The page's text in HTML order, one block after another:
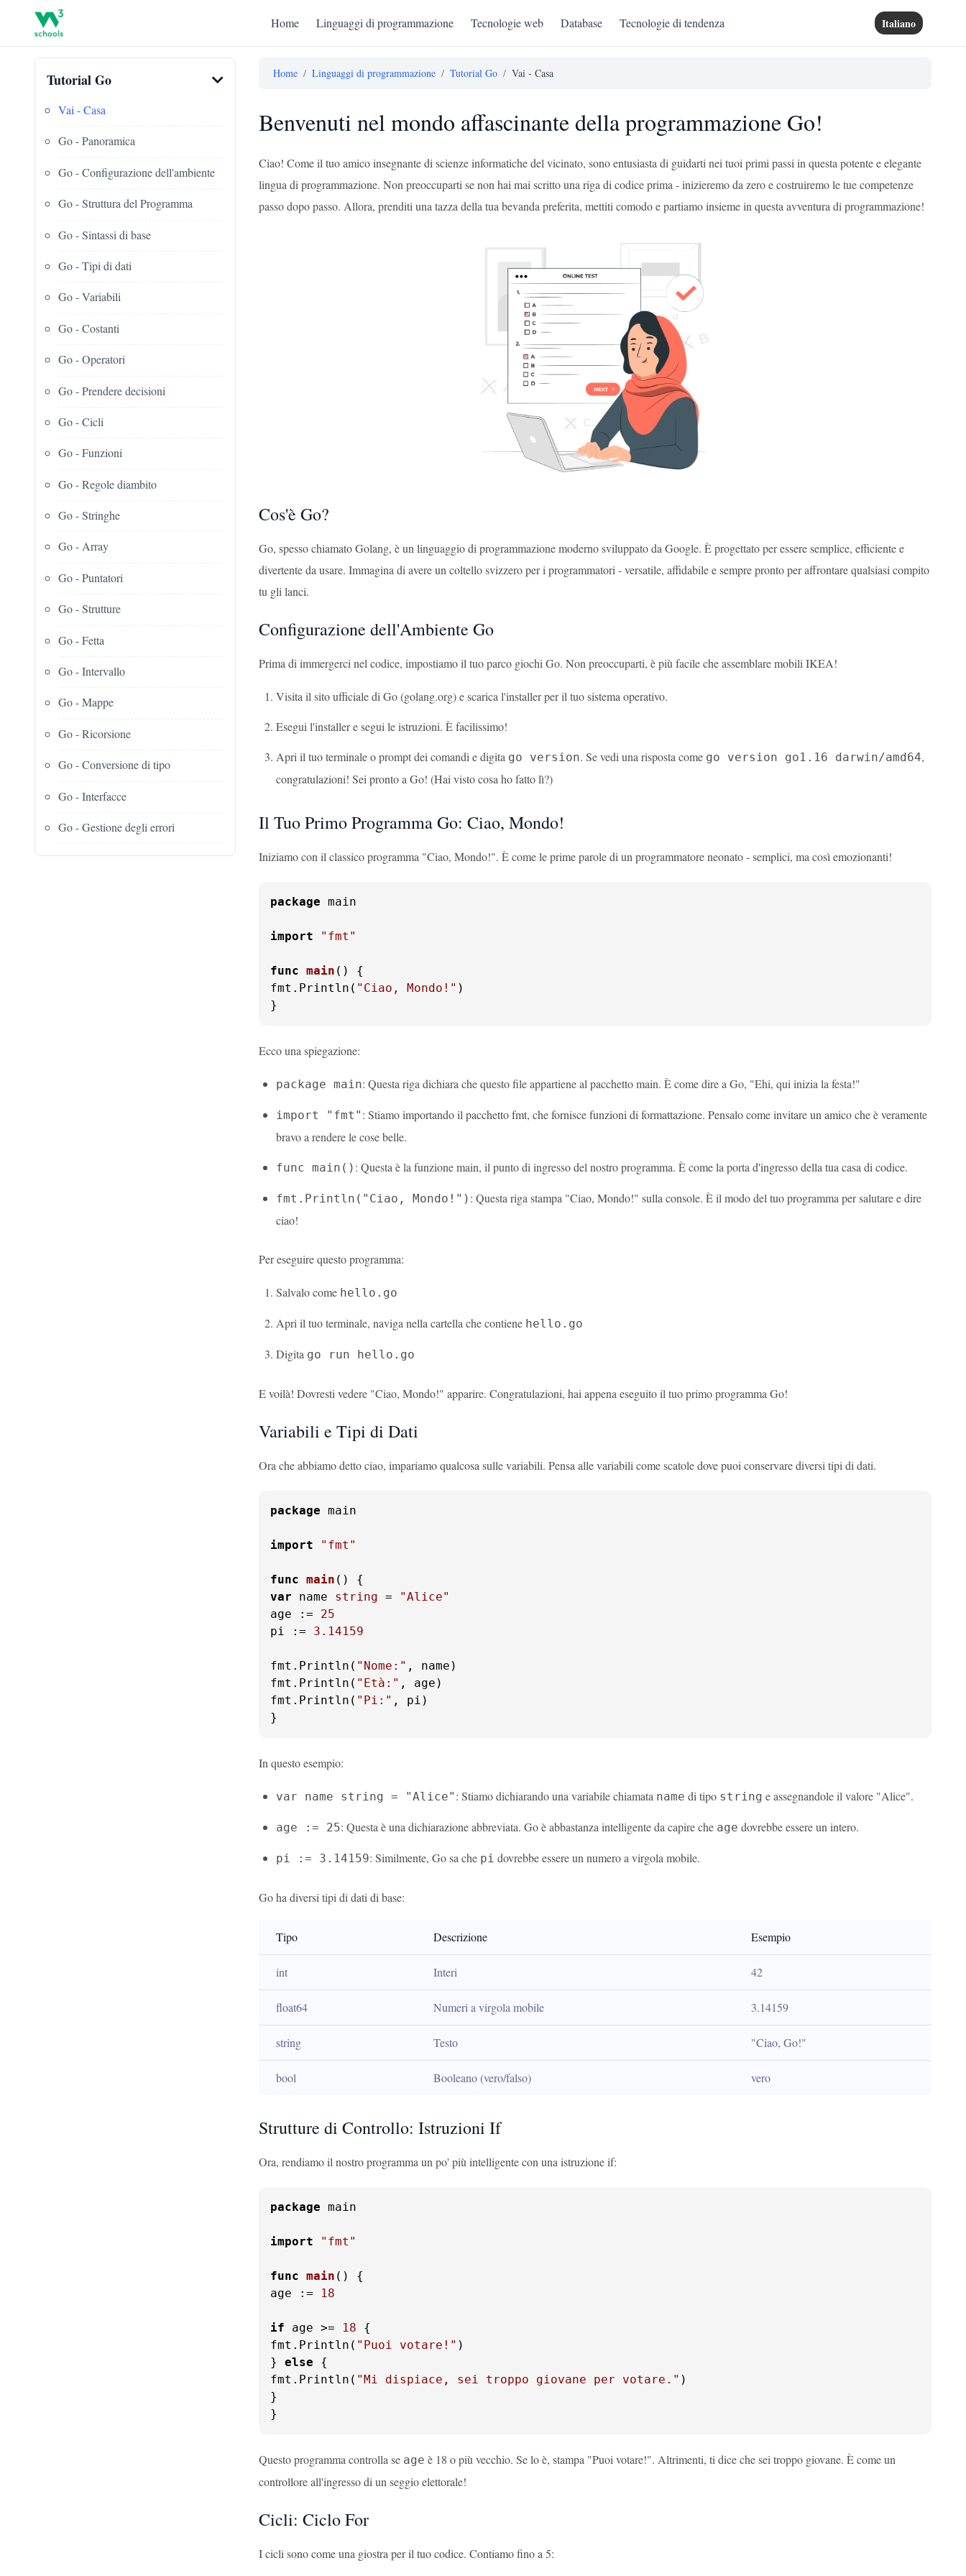
Home Linguaggi di programmazione Tecnologie web Database Tecnologie di tendenza Italiano
Tutorial Go
Vai - Casa
Go - Panoramica
Go - Configurazione dell'ambiente
Go - Struttura del Programma
Go - Sintassi di base
Go - Tipi di dati
Go - Variabili
Go - Costanti
Go - Operatori
Go - Prendere decisioni
Go - Cicli
Go - Funzioni
Go - Regole diambito
Go - Stringhe
Go - Array
Go - Puntatori
Go - Strutture
Go - Fetta
Go - Intervallo
Go - Mappe
Go - Ricorsione
Go - Conversione di tipo
Go - Interfacce
Go - Gestione degli errori
Home / Linguaggi di programmazione / Tutorial Go / Vai - Casa
Benvenuti nel mondo affascinante della programmazione Go!
Ciao! Come il tuo amico insegnante di scienze informatiche del vicinato, sono entusiasta di guidarti nei tuoi primi passi in questa potente e elegante
lingua di programmazione. Non preoccuparti se non hai mai scritto una riga di codice prima - inizieremo da zero e costruiremo le tue competenze
passo dopo passo. Allora, prenditi una tazza della tua bevanda preferita, mettiti comodo e partiamo insieme in questa avventura di programmazione!
Cos'è Go?
Go, spesso chiamato Golang, è un linguaggio di programmazione moderno sviluppato da Google. È progettato per essere semplice, efficiente e
divertente da usare. Immagina di avere un coltello svizzero per i programmatori - versatile, affidabile e sempre pronto per affrontare qualsiasi compito
tu gli lanci.
Configurazione dell'Ambiente Go
Prima di immergerci nel codice, impostiamo il tuo parco giochi Go. Non preoccuparti, è più facile che assemblare mobili IKEA!
Visita il sito ufficiale di Go (golang.org) e scarica l'installer per il tuo sistema operativo.
Esegui l'installer e segui le istruzioni. È facilissimo!
Apri il tuo terminale o prompt dei comandi e digita go version. Se vedi una risposta come go version go1.16 darwin/amd64,
congratulazioni! Sei pronto a Go! (Hai visto cosa ho fatto lì?)
Il Tuo Primo Programma Go: Ciao, Mondo!
Iniziamo con il classico programma "Ciao, Mondo!". È come le prime parole di un programmatore neonato - semplici, ma così emozionanti!
package main
import "fmt"
func main ()
{
fmt.Println( "Ciao, Mondo!" )
}
Ecco una spiegazione:
package main: Questa riga dichiara che questo file appartiene al pacchetto main. È come dire a Go, "Ehi, qui inizia la festa!"
import "fmt" : Stiamo importando il pacchetto fmt, che fornisce funzioni di formattazione. Pensalo come invitare un amico che è veramente
bravo a rendere le cose belle.
func main() : Questa è la funzione main, il punto di ingresso del nostro programma. È come la porta d'ingresso della tua casa di codice.
fmt.Println("Ciao, Mondo!") : Questa riga stampa "Ciao, Mondo!" sulla console. È il modo del tuo programma per salutare e dire
ciao!
Per eseguire questo programma:
Salvalo come hello.go
Apri il tuo terminale, naviga nella cartella che contiene hello.go
Digita go run hello.go
E voilà! Dovresti vedere "Ciao, Mondo!" apparire. Congratulazioni, hai appena eseguito il tuo primo programma Go!
Variabili e Tipi di Dati
Ora che abbiamo detto ciao, impariamo qualcosa sulle variabili. Pensa alle variabili come scatole dove puoi conservare diversi tipi di dati.
package main
import "fmt"
func main ()
var name string =
"Alice"
age := 25
pi := 3.14159
fmt.Println( "Nome:" , name)
fmt.Println( "Età:" , age)
fmt.Println( "Pi:" , pi)
}
In questo esempio:
var name string = "Alice" : Stiamo dichiarando una variabile chiamata name di tipo string e assegnandole il valore "Alice".
age := 25: Questa è una dichiarazione abbreviata. Go è abbastanza intelligente da capire che age dovrebbe essere un intero.
pi := 3.14159: Similmente, Go sa che pi dovrebbe essere un numero a virgola mobile.
Go ha diversi tipi di dati di base:
Tipo Descrizione Esempio
int Interi 42
float64 Numeri a virgola mobile 3.14159
string Testo "Ciao, Go!"
bool Booleano (vero/falso) vero
Strutture di Controllo: Istruzioni If
Ora, rendiamo il nostro programma un po' più intelligente con una istruzione if:
package main
import "fmt"
func main ()
{
age :=
18
if age >= 18 {
fmt.Println( "Puoi votare!" )
} else {
fmt.Println( "Mi dispiace, sei troppo giovane per votare." )
}
}
Questo programma controlla se age è 18 o più vecchio. Se lo è, stampa "Puoi votare!". Altrimenti, ti dice che sei troppo giovane. È come un
controllore all'ingresso di un seggio elettorale!
Cicli: Ciclo For
I cicli sono come una giostra per il tuo codice. Contiamo fino a 5: